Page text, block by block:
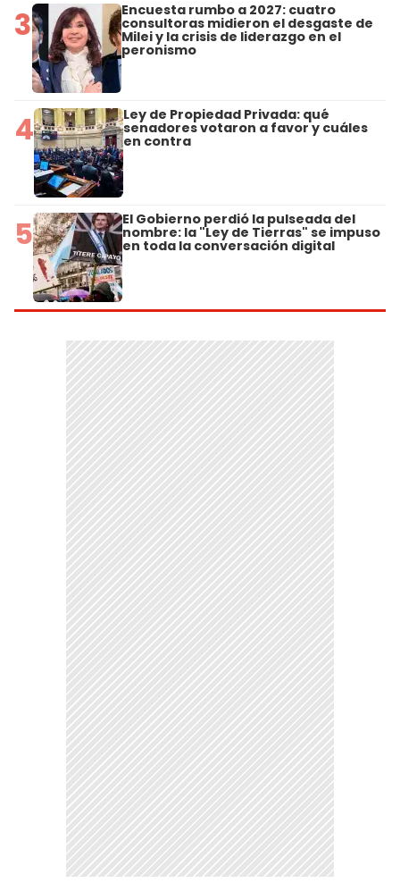
3 Encuesta rumbo a 2027: cuatro
consultoras midieron el desgaste de
Milei y la crisis de liderazgo en el
peronismo
4 Ley de Propiedad Privada: qué
senadores votaron a favor y cuáles
en contra
5 El Gobierno perdió la pulseada del
nombre: la "Ley de Tierras" se impuso
en toda la conversación digital